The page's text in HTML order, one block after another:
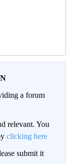
a forum
relevant. You
clicking here
submit it